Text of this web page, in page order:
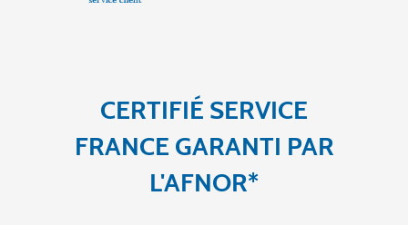
CERTIFIÉ SERVICE
FRANCE GARANTI PAR
L'AFNOR*